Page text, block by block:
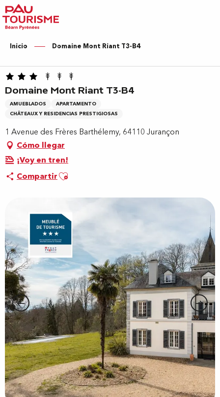
Aller
au
contenu
principal
Inicio Domaine Mont Riant T3-B4
Domaine Mont Riant T3-B4
AMUEBLADOS
APARTAMENTO
CHÂTEAUX Y RESIDENCIAS PRESTIGIOSAS
1 Avenue des Frères Barthélemy, 64110 Jurançon
Cómo llegar
¡Voy en tren!
CompartirAjouter aux favoris